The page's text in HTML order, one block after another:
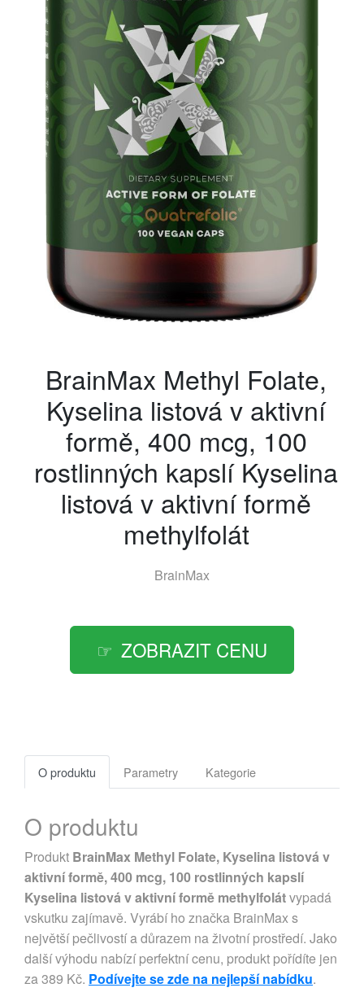
BrainMax Methyl Folate,
Kyselina listová v aktivní
formě, 400 mcg, 100
rostlinných kapslí Kyselina
listová v aktivní formě
methylfolát
BrainMax
ZOBRAZIT CENU
O produktu Parametry Kategorie
O produktu
Produkt BrainMax Methyl Folate, Kyselina listová v
aktivní formě, 400 mcg, 100 rostlinných kapslí
Kyselina listová v aktivní formě methylfolátvypadá
vskutku zajímavě. Vyrábí ho značka BrainMax s
největší pečlivostí a důrazem na životní prostředí. Jako
další výhodu nabízí perfektní cenu, produkt pořídíte jen
za 389 Kč. Podívejte se zde na nejlepší nabídku.